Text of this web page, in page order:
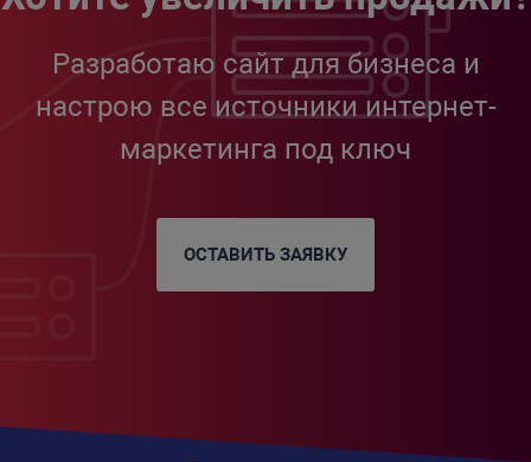
Разработаю сайт для бизнеса и
настрою все источники интернет-
маркетинга под ключ
ОСТАВИТЬ ЗАЯВКУ